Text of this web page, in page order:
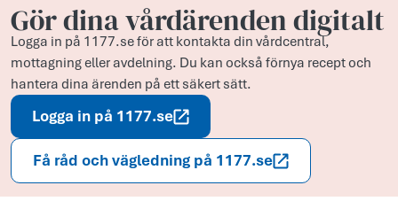
Gör dina vårdärenden digitalt
Logga in på 1177.se för att kontakta din vårdcentral,
mottagning eller avdelning. Du kan också förnya recept och
hantera dina ärenden på ett säkert sätt.
Logga in på 1177.se
Få råd och vägledning på 1177.se